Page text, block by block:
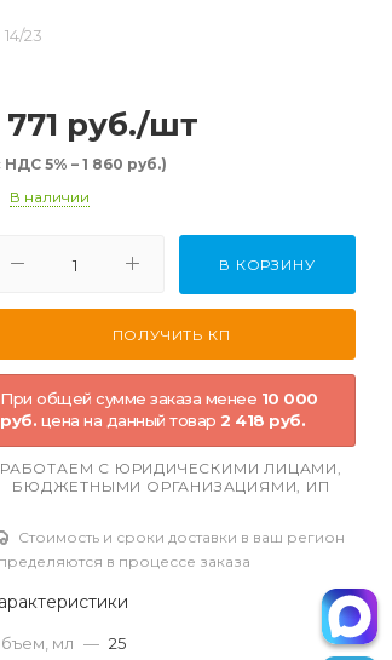
23
771 руб./шт
НДС 5% – 1 860 руб.)
В наличии
В КОРЗИНУ
При общей сумме заказа менее 10 000
руб. цена на данный товар 2 418 руб.
РАБОТАЕМ С ЮРИДИЧЕСКИМИ ЛИЦАМИ,
БЮДЖЕТНЫМИ ОРГАНИЗАЦИЯМИ, ИП
Стоимость и сроки доставки в ваш регион
в процессе заказа
мл — 25